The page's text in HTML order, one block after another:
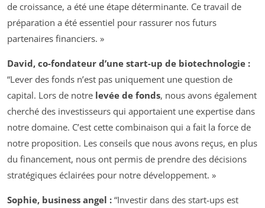
de croissance, a été une étape déterminante. Ce travail de
préparation a été essentiel pour rassurer nos futurs
partenaires financiers. »
David, co-fondateur d’une start-up de biotechnologie :
“Lever des fonds n’est pas uniquement une question de
capital. Lors de notre levée de fonds, nous avons également
cherché des investisseurs qui apportaient une expertise dans
notre domaine. C’est cette combinaison qui a fait la force de
notre proposition. Les conseils que nous avons reçus, en plus
du financement, nous ont permis de prendre des décisions
stratégiques éclairées pour notre développement. »
Sophie, business angel : “Investir dans des start-ups est